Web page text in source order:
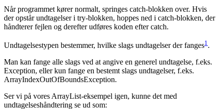
Når programmet kører normalt, springes catch-blokken over. Hvis
der opstår undtagelser i try-blokken, hoppes ned i catch-blokken, der
håndterer fejlen og derefter udføres koden efter catch.
Undtagelsestypen bestemmer, hvilke slags undtagelser der fanges1 .
Man kan fange alle slags ved at angive en generel undtagelse, f.eks.
Exception, eller kun fange en bestemt slags undtagelser, f.eks.
ArrayIndexOutOfBoundsException.
Ser vi på vores ArrayList-eksempel igen, kunne det med
undtagelseshåndtering se ud som: